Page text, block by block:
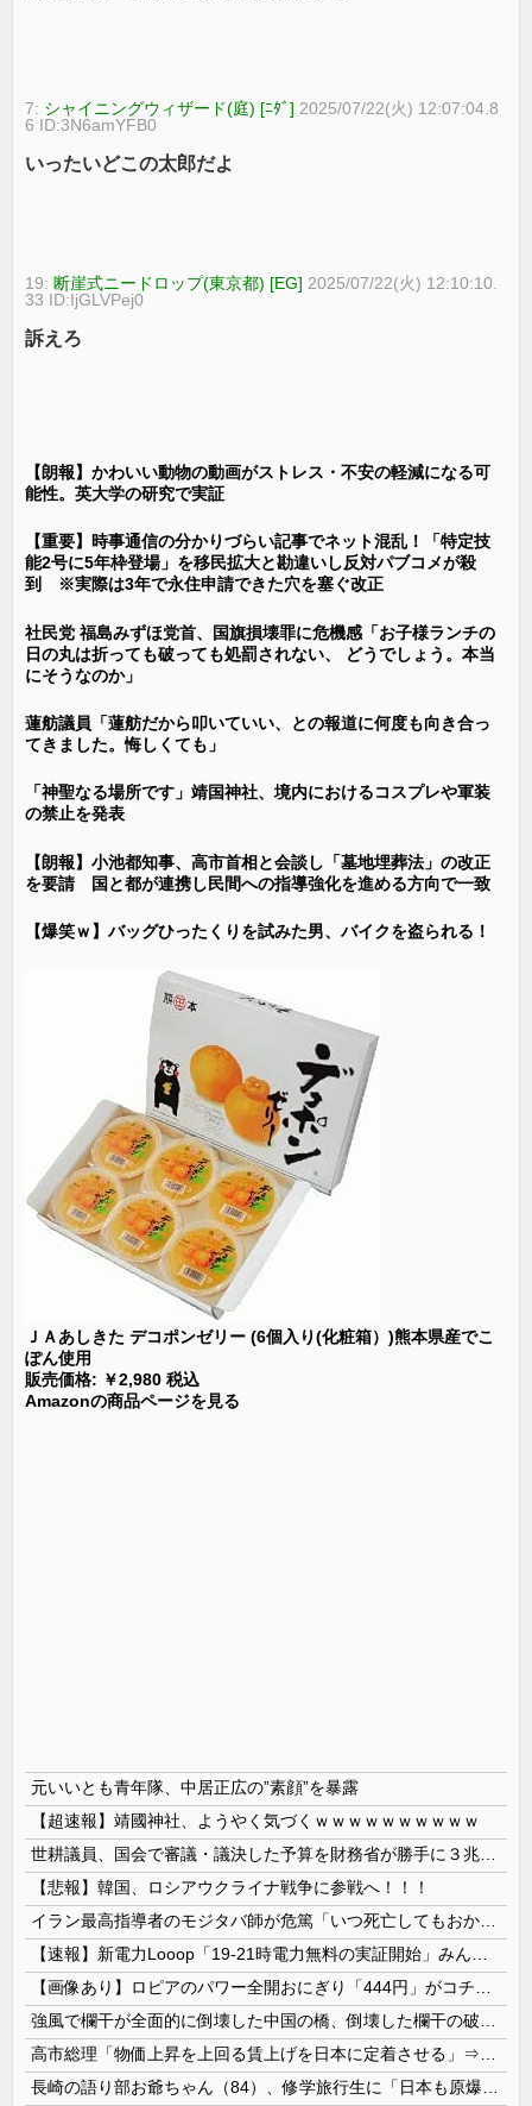
7: シャイニングウィザード(庭) [ﾆﾀﾞ] 2025/07/22(火) 12:07:04.8
6 ID:3N6amYFB0
いったいどこの太郎だよ
19:断崖式ニードロップ(東京都) [EG] 2025/07/22(火) 12:10:10.
33 ID:IjGLVPej0
訴えろ
【朗報】かわいい動物の動画がストレス・不安の軽減になる可
能性。英大学の研究で実証
【重要】時事通信の分かりづらい記事でネット混乱！「特定技
能2号に5年枠登場」を移民拡大と勘違いし反対パブコメが殺
到 ※実際は3年で永住申請できた穴を塞ぐ改正
社民党 福島みずほ党首、国旗損壊罪に危機感「お子様ランチの
日の丸は折っても破っても処罰されない、 どうでしょう。本当
にそうなのか」
蓮舫議員「蓮舫だから叩いていい、との報道に何度も向き合っ
てきました。悔しくても」
「神聖なる場所です」靖国神社、境内におけるコスプレや軍装
の禁止を発表
【朗報】小池都知事、高市首相と会談し「墓地埋葬法」の改正
を要請 国と都が連携し民間への指導強化を進める方向で一致
【爆笑ｗ】バッグひったくりを試みた男、バイクを盗られる！
ＪＡあしきた デコポンゼリー (6個入り(化粧箱）)熊本県産でこ
ぽん使用
販売価格: ￥2,980 税込
Amazonの商品ページを見る
元いいとも青年隊、中居正広の”素顔”を暴露
【超速報】靖國神社、ようやく気づくｗｗｗｗｗｗｗｗｗｗ
【悲報】韓国、ロシアウクライナ戦争に参戦へ！！！